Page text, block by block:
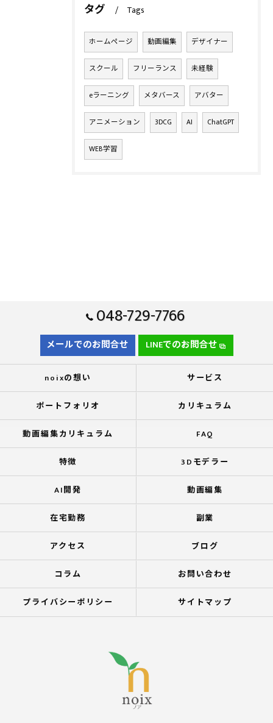
タグ Tags
ホームページ 動画編集 デザイナー
スクール フリーランス 未経験
eラーニング メタバース アバター
アニメーション 3DCG AI ChatGPT
WEB学習
048-729-7766
メールでのお問合せ LINEでのお問合せ
noixの想い サービス
ポートフォリオ カリキュラム
動画編集カリキュラム FAQ
特徴 3Dモデラー
AI開発 動画編集
在宅勤務 副業
アクセス ブログ
コラム お問い合わせ
プライバシーポリシー サイトマップ